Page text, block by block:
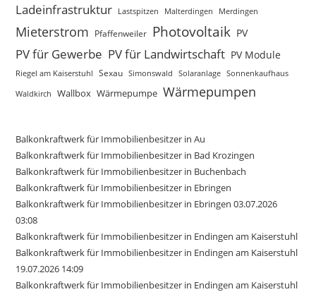
Ladeinfrastruktur Lastspitzen Malterdingen Merdingen
Mieterstrom Pfaffenweiler Photovoltaik PV
PV für Gewerbe PV für Landwirtschaft PV Module
Riegel am Kaiserstuhl Sexau Simonswald Solaranlage Sonnenkaufhaus
Waldkirch
Wallbox Wärmepumpe Wärmepumpen
Balkonkraftwerk für Immobilienbesitzer in Au
Balkonkraftwerk für Immobilienbesitzer in Bad Krozingen
Balkonkraftwerk für Immobilienbesitzer in Buchenbach
Balkonkraftwerk für Immobilienbesitzer in Ebringen
Balkonkraftwerk für Immobilienbesitzer in Ebringen 03.07.2026
03:08
Balkonkraftwerk für Immobilienbesitzer in Endingen am Kaiserstuhl
Balkonkraftwerk für Immobilienbesitzer in Endingen am Kaiserstuhl
19.07.2026 14:09
Balkonkraftwerk für Immobilienbesitzer in Endingen am Kaiserstuhl